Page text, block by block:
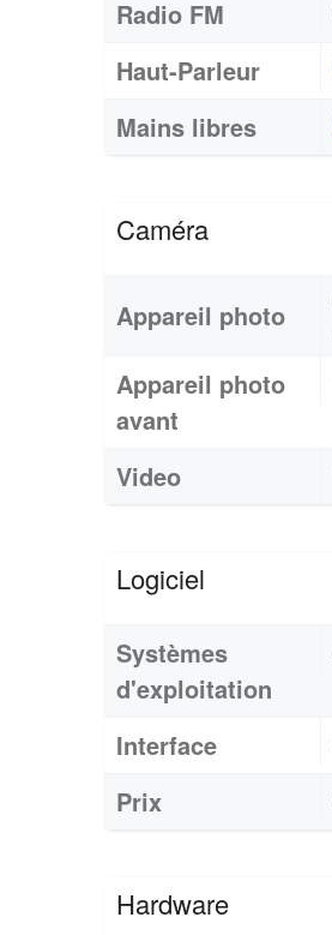
Radio FM
Haut-Parleur
Mains libres
Caméra
Appareil photo
Appareil photo
avant
Video
Logiciel
Systèmes
d'exploitation
Interface
Prix
Hardware